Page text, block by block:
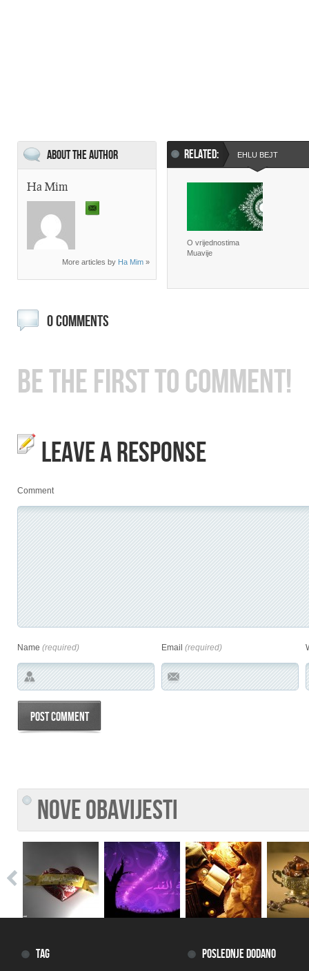
About the Author
Ha Mim
More articles by Ha Mim »
RELATED: EHLU BEJT
O vrijednostima
Muavije
0 COMMENTS
BE THE FIRST TO COMMENT!
LEAVE A RESPONSE
Comment
Name (required) Email (required)
NOVE OBAVIJESTI
TAG POSLEDNJE DODANO